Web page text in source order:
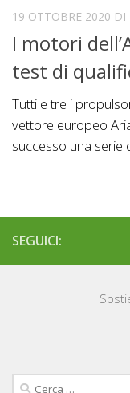
19 OTTOBRE 2020 DI
I motori
test di
Tutti e tre i
vettore europeo
successo una
SEGUICI:
Ricerca